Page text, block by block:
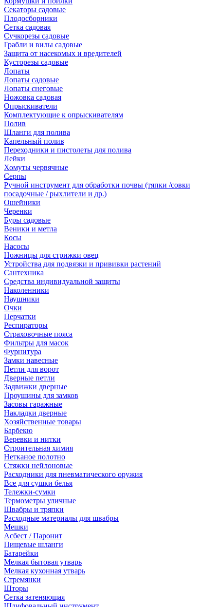
Секаторы садовые
Плодосборники
Сетка садовая
Сучкорезы садовые
Грабли и вилы садовые
Защита от насекомых и вредителей
Кусторезы садовые
Лопаты
Лопаты садовые
Лопаты снеговые
Ножовка садовая
Опрыскиватели
Комплектующие к опрыскивателям
Полив
Шланги для полива
Капельный полив
Переходники и пистолеты для полива
Лейки
Хомуты червячные
Серпы
Ручной инструмент для обработки почвы (тяпки /совки
посадочные / рыхлители и др.)
Ошейники
Черенки
Буры садовые
Веники и метла
Косы
Насосы
Ножницы для стрижки овец
Устройства для подвязки и прививки растений
Сантехника
Средства индивидуальной защиты
Наколенники
Наушники
Очки
Перчатки
Респираторы
Страховочные пояса
Фильтры для масок
Фурнитура
Замки навесные
Петли для ворот
Дверные петли
Задвижки дверные
Проушины для замков
Засовы гаражные
Накладки дверные
Хозяйственные товары
Барбекю
Веревки и нитки
Строительная химия
Нетканое полотно
Стяжки нейлоновые
Расходники для пневматического оружия
Все для сушки белья
Тележки-сумки
Термометры уличные
Швабры и тряпки
Расходные материалы для швабры
Мешки
Асбест / Паронит
Пищевые шланги
Батарейки
Мелкая бытовая утварь
Мелкая кухонная утварь
Стремянки
Шторы
Сетка затеняющая